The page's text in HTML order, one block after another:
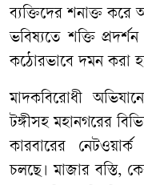
ব্যক্তিদের শনাক্ত
ভবিষ্যতে শক্তি
কঠোরভাবে দমন করা
মাদকবিরোধী
টঙ্গীসহ মহানগরের
কারবারের
চলছে। মাজার বস্তি,